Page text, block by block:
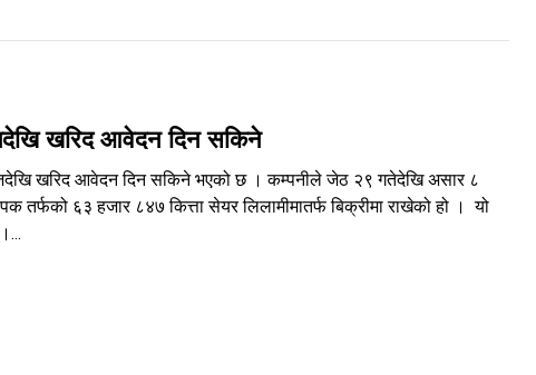
खरिद आवेदन दिन सकिने
खरिद आवेदन दिन सकिने भएको छ । कम्पनीले जेठ २९ गतेदेखि असार ८
तर्फको ६३ हजार ८४७ कित्ता सेयर लिलामीमातर्फ बिक्रीमा राखेको हो । यो